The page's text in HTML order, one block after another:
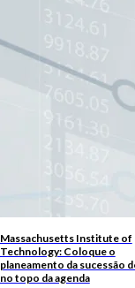
Massachusetts Institute of
Technology: Coloque o
planeamento da sucessão
no topo da agenda